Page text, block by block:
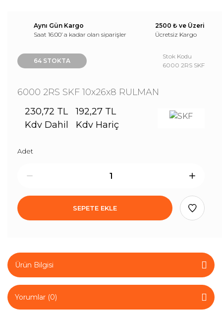
Aynı Gün Kargo
Saat 16:00’ a kadar olan siparişler
2500 ₺ ve Üzeri
Ücretsiz Kargo
64 STOKTA
Stok Kodu
6000 2RS SKF
6000 2RS SKF 10x26x8 RULMAN
230,72 TL
Kdv Dahil
192,27 TL
Kdv Hariç
Adet
SEPETE EKLE
Ürün Bilgisi
Yorumlar (0)